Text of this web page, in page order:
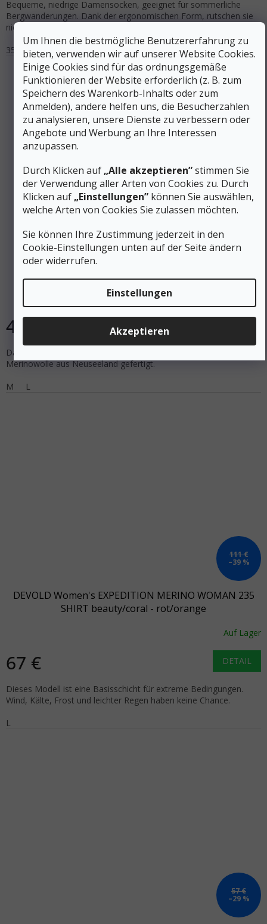
Um Ihnen die bestmögliche Benutzererfahrung zu
bieten, verwenden wir auf unserer Website Cookies.
Einige Cookies sind für das ordnungsgemäße
Funktionieren der Website erforderlich (z. B. zum
Speichern des Warenkorb-Inhalts oder zum
Anmelden), andere helfen uns, die Besucherzahlen
zu analysieren, unsere Dienste zu verbessern oder
Angebote und Werbung an Ihre Interessen
anzupassen.
Durch Klicken auf „Alle akzeptieren”stimmen Sie
der Verwendung aller Arten von Cookies zu. Durch
Klicken auf „Einstellungen” können Sie auswählen,
welche Arten von Cookies Sie zulassen möchten.
Sie können Ihre Zustimmung jederzeit in den
Cookie-Einstellungen unten auf der Seite ändern
oder widerrufen.
Einstellungen
Akzeptieren
Bequeme, niedrige Damensocken, geeignet für sommerliche
Bergwanderungen. Dank der ergonomischen Form, rutschen sie
nicht und schützen vor Blasen.
35-38
39-41 42-44
SENSOR Damen-T-Shirt MERINO ACTIVE lilla - lila
46 €
Das Women's Merino Wool ActiveT-Shirt ist aus hochwertiger
Merinowolle aus Neuseeland gefertigt.
M
L
111 €
–39 %
DEVOLD Women's EXPEDITION MERINO WOMAN 235
SHIRT beauty/coral - rot/orange
Auf Lager
67 € DETAIL
Dieses Modell ist eine Basisschicht für extreme Bedingungen.
Wind, Kälte, Frost und leichter Regen haben keine Chance.
L
57 €
–29 %